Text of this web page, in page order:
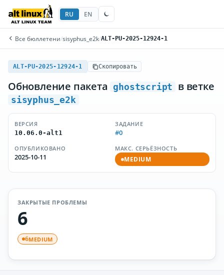
RU EN
Все бюллетени/sisyphus_e2k/ALT-PU-2025-12924-1
ALT-PU-2025-12924-1 Скопировать
Обновление пакета ghostscript в ветке
sisyphus_e2k
ВЕРСИЯ
10.06.0-alt1
ЗАДАНИЕ
#0
ОПУБЛИКОВАНО
2025-10-11
МАКС. СЕРЬЁЗНОСТЬ
MEDIUM
ЗАКРЫТЫЕ ПРОБЛЕМЫ
6
6MEDIUM